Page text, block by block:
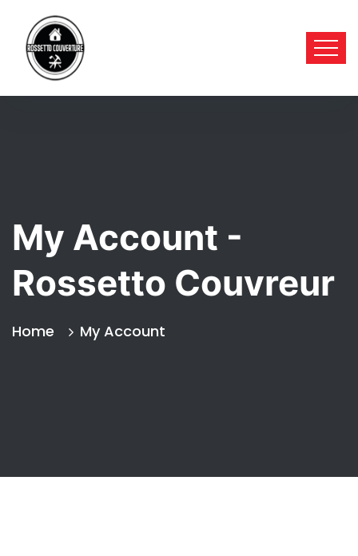
My Account -
Rossetto Couvreur
Home My Account